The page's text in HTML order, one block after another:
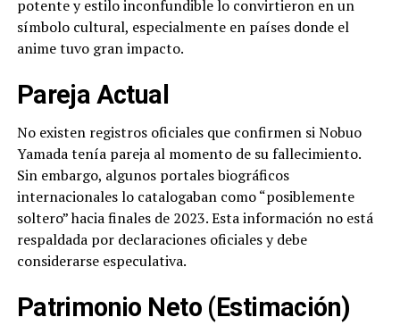
potente y estilo inconfundible lo convirtieron en un
símbolo cultural, especialmente en países donde el
anime tuvo gran impacto.
Pareja Actual
No existen registros oficiales que confirmen si Nobuo
Yamada tenía pareja al momento de su fallecimiento.
Sin embargo, algunos portales biográficos
internacionales lo catalogaban como “posiblemente
soltero” hacia finales de 2023. Esta información no está
respaldada por declaraciones oficiales y debe
considerarse especulativa.
Patrimonio Neto (Estimación)